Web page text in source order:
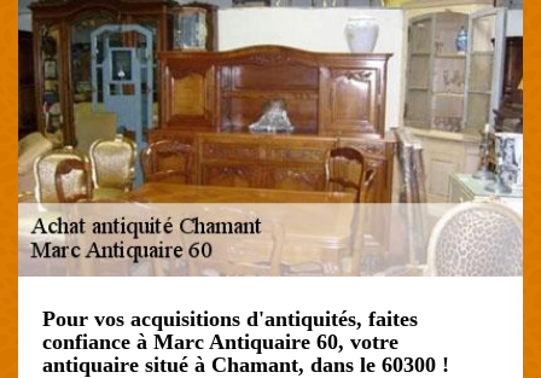
Pour vos acquisitions d'antiquités, faites
confiance à Marc Antiquaire 60, votre
antiquaire situé à Chamant, dans le 60300 !